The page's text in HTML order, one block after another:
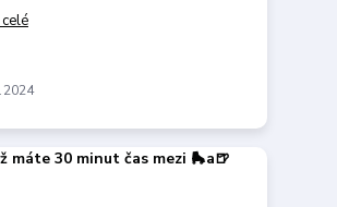
2024